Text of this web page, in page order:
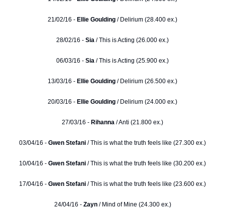
21/02/16 - Ellie Goulding / Delirium (28.400 ex.)
28/02/16 - Sia / This is Acting (26.000 ex.)
06/03/16 - Sia / This is Acting (25.900 ex.)
13/03/16 - Ellie Goulding / Delirium (26.500 ex.)
20/03/16 - Ellie Goulding / Delirium (24.000 ex.)
27/03/16 - Rihanna / Anti (21.800 ex.)
03/04/16 - Gwen Stefani / This is what the truth feels like (27.300 ex.)
10/04/16 - Gwen Stefani / This is what the truth feels like (30.200 ex.)
17/04/16 - Gwen Stefani / This is what the truth feels like (23.600 ex.)
24/04/16 - Zayn / Mind of Mine (24.300 ex.)